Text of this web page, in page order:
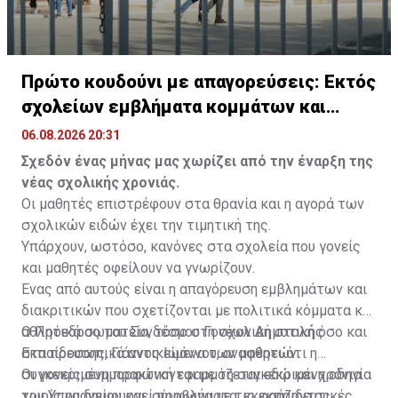
Πρώτο κουδούνι με απαγορεύσεις: Εκτός
σχολείων εμβλήματα κομμάτων και
ομάδων
06.08.2026 20:31
Σχεδόν ένας μήνας μας χωρίζει από την έναρξη της
νέας σχολικής χρονιάς.
Οι μαθητές επιστρέφουν στα θρανία και η αγορά των
σχολικών ειδών έχει την τιμητική της.
Υπάρχουν, ωστόσο, κανόνες στα σχολεία που γονείς
και μαθητές οφείλουν να γνωρίζουν.
Ένας από αυτούς είναι η απαγόρευση εμβλημάτων και
διακριτικών που σχετίζονται με πολιτικά κόμματα και
αθλητικά σωματεία, τόσο στη σχολική στολή όσο και
στα προσωπικά αντικείμενα των μαθητών.
Ο Πρόεδρος του Συνδέσμου Γονέων Δημοτικής
Εκπαίδευσης, Γιάννος Ιωάννου, αναφέρει ότι η
συγκεκριμένη πρακτική εφαρμόζεται εδώ και χρόνια
Οι γονείς συμμορφώνονται με τη συγκεκριμένη οδηγία